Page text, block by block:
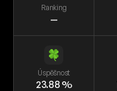
Ranking
—
Úspěšnost
23.88 %